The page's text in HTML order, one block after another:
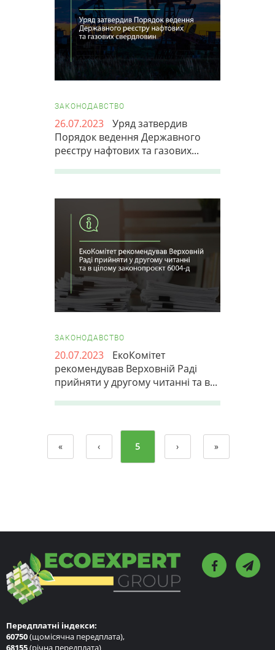
ЗАКОНОДАВСТВО
26.07.2023
Уряд затвердив
Порядок ведення Державного
реєстру нафтових та газових...
ЗАКОНОДАВСТВО
20.07.2023
ЕкоКомітет
рекомендував Верховній Раді
прийняти у другому читанні та в...
« ‹ 5 › »
Передплатні індекси:
60750(щомісячна передплата),
68155(річна передплата)